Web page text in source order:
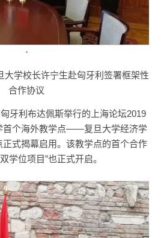
大学校长许宁生赴匈牙利签署框架性
合作协议
牙利布达佩斯举行的上海论坛2019
首个海外教学点——复旦大学经济学
式揭幕启用。该教学点的首个合作
学位项目”也正式开启。